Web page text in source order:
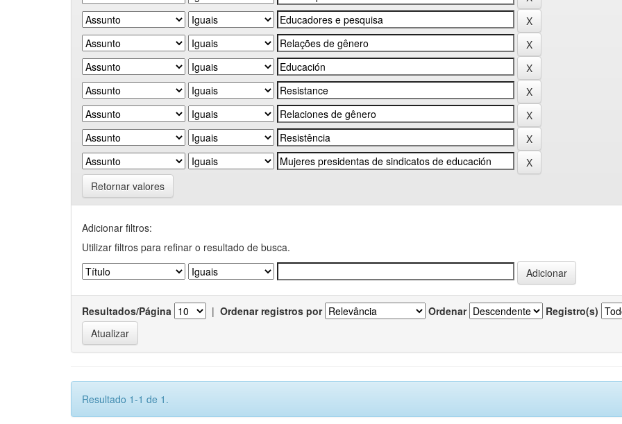
Retornar valores
Adicionar filtros:
Utilizar filtros para refinar o resultado de busca.
Resultados/Página | Ordenar registros por Ordenar Registro(s)
Resultado 1-1 de 1.